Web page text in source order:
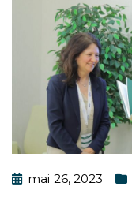
mai 26, 2023